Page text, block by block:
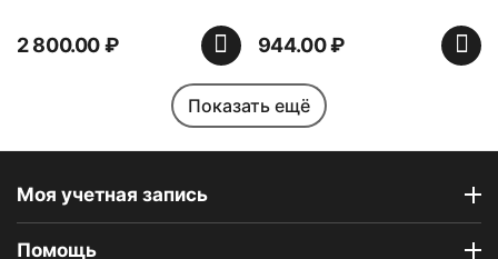
2 800.00₽ 944.00₽
Показать ещё
Моя учетная запись
Помощь